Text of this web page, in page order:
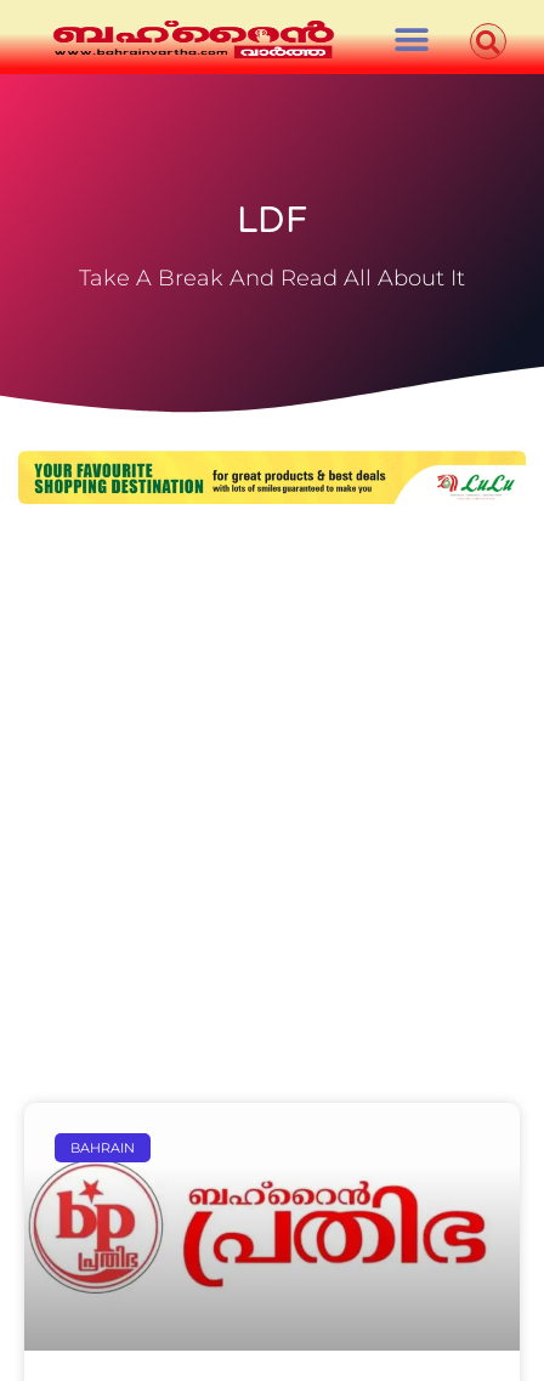
LDF
Take A Break And Read All About It
BAHRAIN